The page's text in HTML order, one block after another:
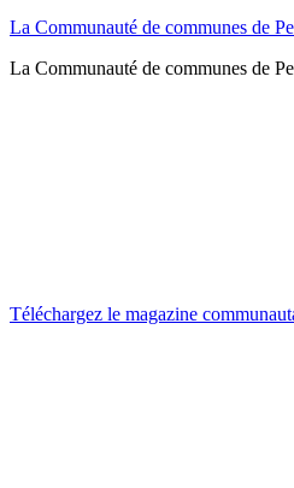
La Communauté de communes de
La Communauté de communes de
Téléchargez le magazine